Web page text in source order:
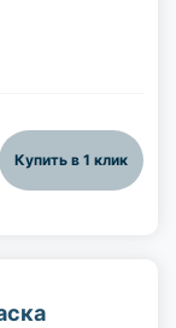
Купить в 1 клик